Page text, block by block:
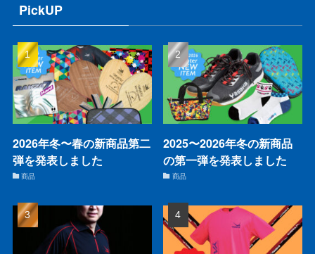
PickUP
2026年冬〜春の新商品第二
弾を発表しました
商品
2025〜2026年冬の新商品
の第一弾を発表しました
商品